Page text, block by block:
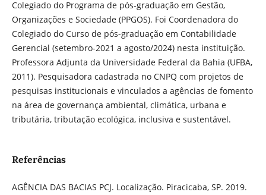
Colegiado do Programa de pós-graduação em Gestão,
Organizações e Sociedade (PPGOS). Foi Coordenadora do
Colegiado do Curso de pós-graduação em Contabilidade
Gerencial (setembro-2021 a agosto/2024) nesta instituição.
Professora Adjunta da Universidade Federal da Bahia (UFBA,
2011). Pesquisadora cadastrada no CNPQ com projetos de
pesquisas institucionais e vinculados a agências de fomento
na área de governança ambiental, climática, urbana e
tributária, tributação ecológica, inclusiva e sustentável.
Referências
AGÊNCIA DAS BACIAS PCJ. Localização. Piracicaba, SP. 2019.